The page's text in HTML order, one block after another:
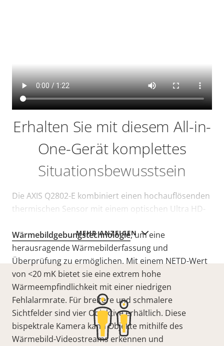
MEHR ANZEIGEN
Erhalten Sie mit diesem All-in-
One-Gerät komplettes
Situationsbewusstsein
Die AXIS Q2802-E kombiniert einen hochauflösenden
thermischen Sensor mit einem optischen Ultra HD-
Wärmebildgebungstechnologie, um eine
herausragende Wärmebilderfassung und
Überprüfung zu ermöglichen. Mit einem NETD-Wert
von <20 mK bietet sie eine extrem hohe
Wärmeempfindlichkeit mit einer niedrigen
Fehlalarmrate. Für breitere und schmalere
Sichtfelder sind vier Objektive erhältlich. Diese
bispektrale Kamera kann Objekte mithilfe des
Wärmebild-Videostreams erkennen und